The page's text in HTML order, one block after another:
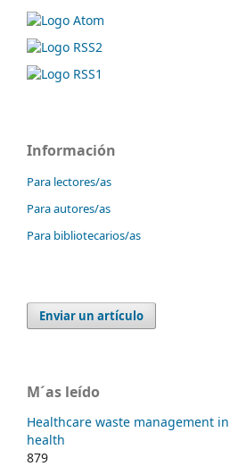
Información
Para lectores/as
Para autores/as
Para bibliotecarios/as
Enviar un artículo
M´as leído
Healthcare waste management
health
879